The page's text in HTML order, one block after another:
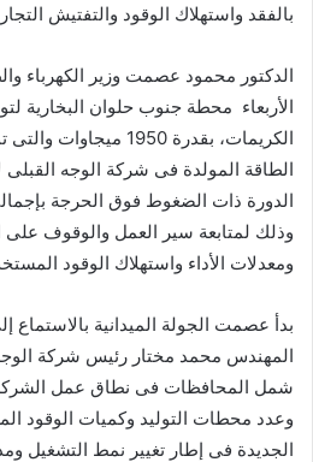
بالفقد واستهلاك الوقود والتفتيش
الدكتور محمود عصمت وزير الكهرباء
الأربعاء محطة جنوب حلوان البخارية
الطاقة المولدة فى شركة الوجه القبلى
وذلك لمتابعة سير العمل والوقوف على
ومعدلات الأداء واستهلاك الوقود
بدأ عصمت الجولة الميدانية
المهندس محمد مختار رئيس شركة الوجه
شمل المحافظات فى نطاق عمل الشركة
وعدد محطات التوليد وكميات الوقود
الجديدة فى إطار تغيير نمط التشغيل